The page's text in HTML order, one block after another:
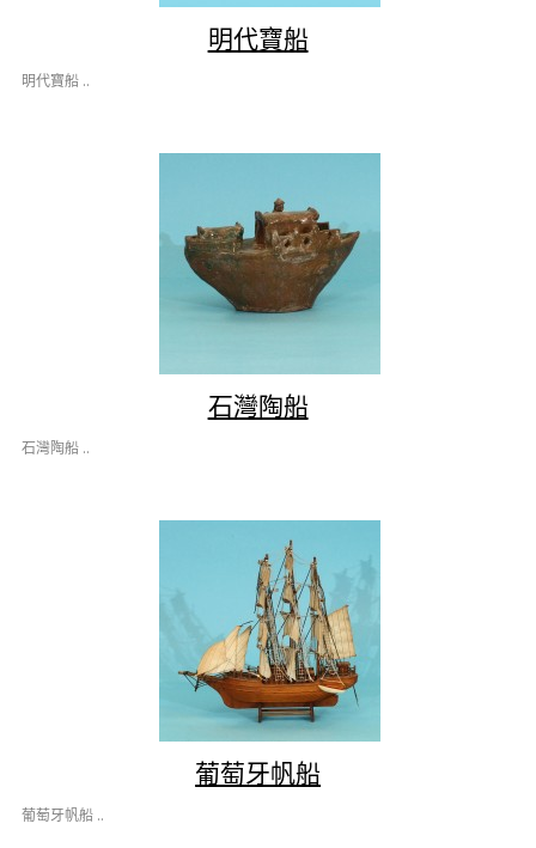
明代寶船
明代寶船 ..
石灣陶船
石灣陶船 ..
葡萄牙帆船
葡萄牙帆船 ..